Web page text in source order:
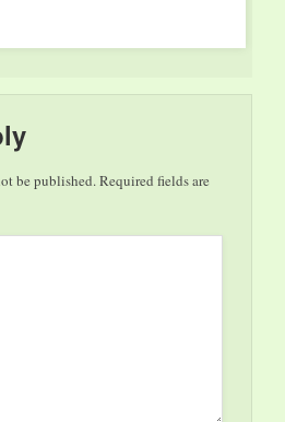
be published.Required fields are